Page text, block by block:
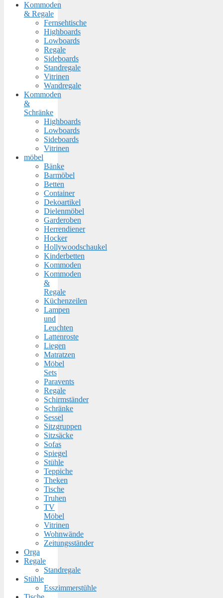
Kommoden
& Regale
Fernsehtische
Highboards
Lowboards
Regale
Sideboards
Standregale
Vitrinen
Wandregale
Kommoden
&
Schränke
Highboards
Lowboards
Sideboards
Vitrinen
möbel
Bänke
Barmöbel
Betten
Container
Dekoartikel
Dielenmöbel
Garderoben
Herrendiener
Hocker
Hollywoodschaukel
Kinderbetten
Kommoden
Kommoden
&
Regale
Küchenzeilen
Lampen
und
Leuchten
Lattenroste
Liegen
Matratzen
Möbel
Sets
Paravents
Regale
Schirmständer
Schränke
Sessel
Sitzgruppen
Sitzsäcke
Sofas
Spiegel
Stühle
Teppiche
Theken
Tische
Truhen
TV
Möbel
Vitrinen
Wohnwände
Zeitungsständer
Orga
Regale
Standregale
Stühle
Esszimmerstühle